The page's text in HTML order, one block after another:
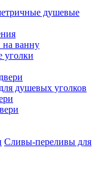
душевые
ванну
уголки
душевых уголков
Сливы-переливы для